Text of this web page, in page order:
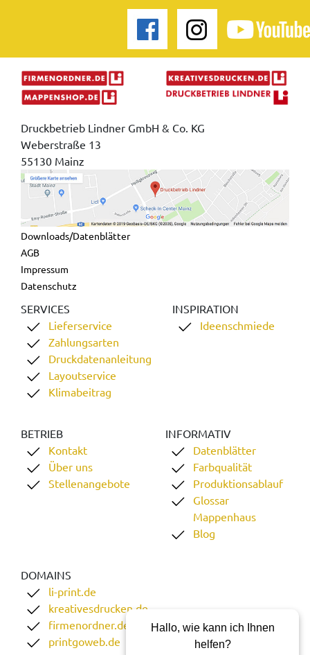
Druckbetrieb Lindner GmbH & Co. KG
Weberstraße 13
55130 Mainz
Downloads/Datenblätter
AGB
Impressum
Datenschutz
SERVICES
Lieferservice
Zahlungsarten
Druckdatenanleitung
Layoutservice
Klimabeitrag
INSPIRATION
Ideenschmiede
BETRIEB
Kontakt
Über uns
Stellenangebote
INFORMATIV
Datenblätter
Farbqualität
Produktionsablauf
Glossar
Mappenhaus
Blog
DOMAINS
li-print.de
kreativesdrucken.de
firmenordner.de
printgoweb.de
Hallo, wie kann ich Ihnen
helfen?